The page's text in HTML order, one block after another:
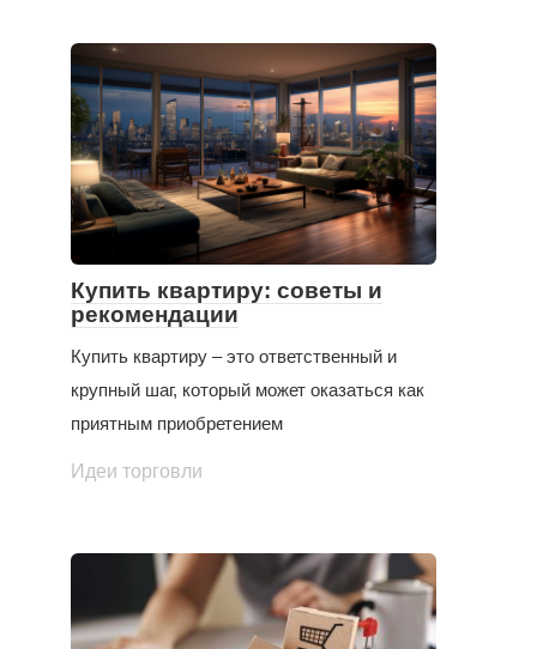
Купить квартиру: советы и
рекомендации
Купить квартиру – это ответственный и
крупный шаг, который может оказаться как
приятным приобретением
Идеи торговли